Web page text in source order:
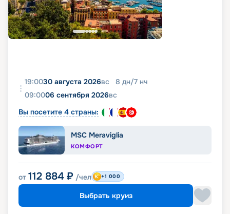
19:0030 августа 2026вс 8 дн/7 нч
09:0006 сентября 2026вс
Вы посетите 4 страны:
MSC Meraviglia
КОМФОРТ
от 112 884 ₽ /чел +1 000
Выбрать круиз